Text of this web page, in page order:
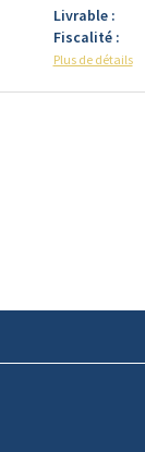
Livrable :
Fiscalité :
Plus de détails